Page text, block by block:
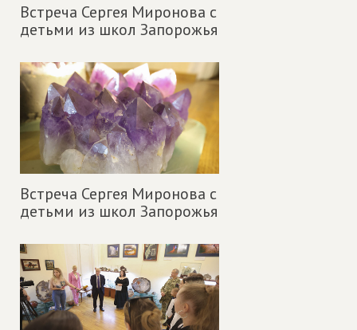
Встреча Сергея Миронова с
детьми из школ Запорожья
Встреча Сергея Миронова с
детьми из школ Запорожья